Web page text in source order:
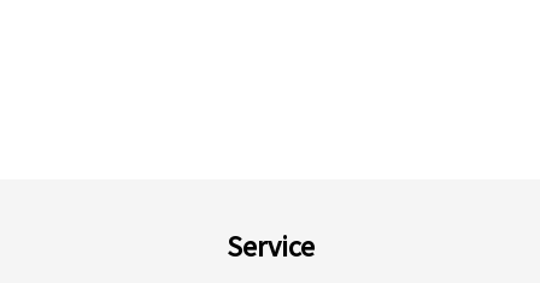
Service